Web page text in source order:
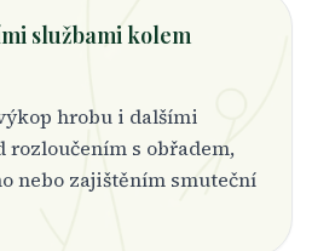
službami kolem
hrobu i dalšími
s obřadem,
nebo zajištěním smuteční